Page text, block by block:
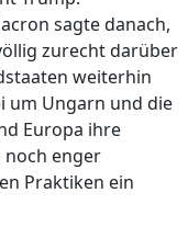
sagte danach,
zurecht darüber
weiterhin
um Ungarn und die
Europa ihre
noch enger
Praktiken ein